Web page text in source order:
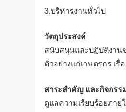
3.บริหารงานทั่วไป
วัตถุประสงค์
สนับสนุนและปฏิบัติงาน
ตัวอย่างแก่เกษตรกร เ
สาระสำคัญ และกิจกรร
ดูแลความเรียบร้อยภา